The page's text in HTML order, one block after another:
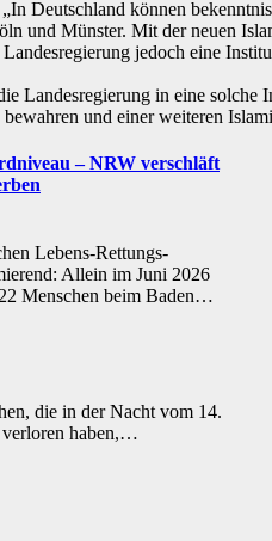
Deutschland können
und Münster. Mit der neuen
jedoch eine
Landesregierung in eine
und einer weiteren
– NRW verschläft
Lebens-Rettungs-
Allein im Juni 2026
Menschen beim Baden…
die in der Nacht vom 14.
haben,…